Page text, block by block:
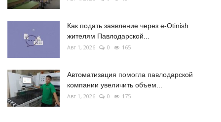
Как подать заявление через e-Otinish
жителям Павлодарской...
Авг 1, 2026 0 165
Автоматизация помогла павлодарской
компании увеличить объем...
Авг 1, 2026 0 175